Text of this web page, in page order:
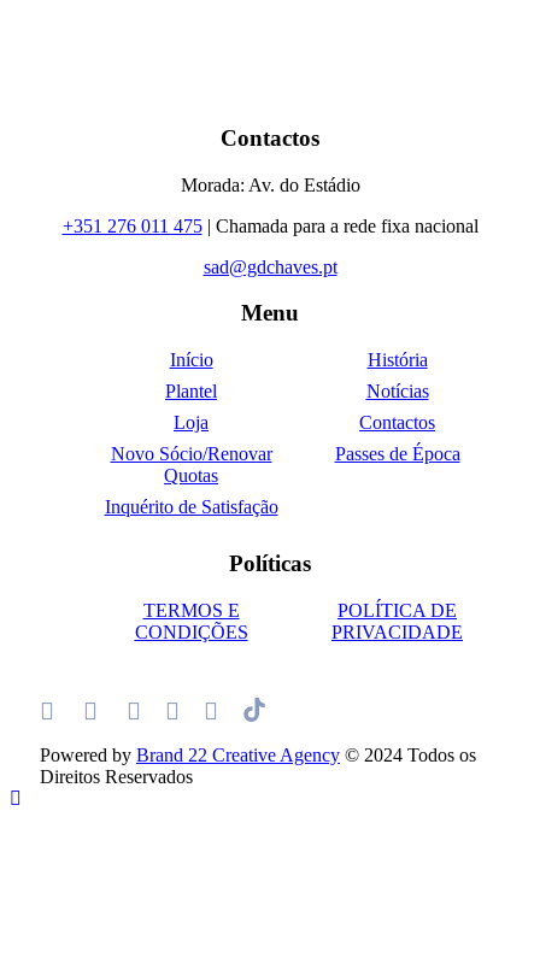
Contactos
Morada: Av. do Estádio
+351 276 011 475| Chamada para a rede fixa nacional
sad@gdchaves.pt
Menu
Início
História
Plantel
Notícias
Loja
Contactos
Novo Sócio/Renovar
Quotas
Passes de Época
Inquérito de Satisfação
Políticas
TERMOS E
CONDIÇÕES
POLÍTICA DE
PRIVACIDADE
Powered by Brand 22 Creative Agency © 2024 Todos os
Direitos Reservados